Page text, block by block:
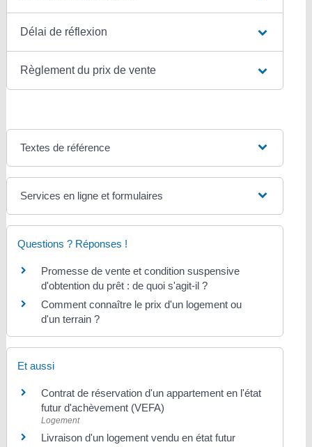
Délai de réflexion
Règlement du prix de vente
Textes de référence
Services en ligne et formulaires
Questions ? Réponses !
Promesse de vente et condition suspensive
d'obtention du prêt : de quoi s'agit-il ?
Comment connaître le prix d'un logement ou
d'un terrain ?
Et aussi
Contrat de réservation d'un appartement en l'état
futur d'achèvement (VEFA)
Logement
Livraison d'un logement vendu en état futur